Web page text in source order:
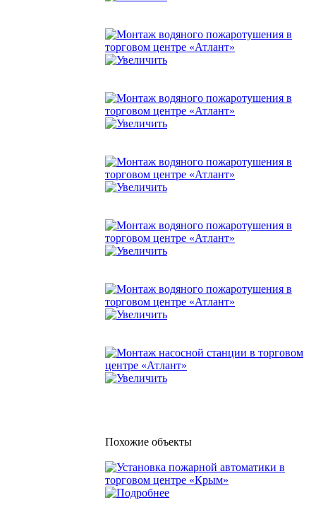
Похожие объекты